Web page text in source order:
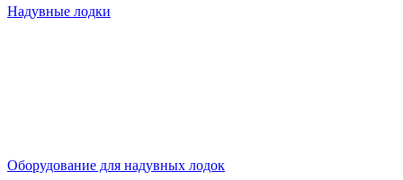
Надувные лодки
Оборудование для надувных лодок